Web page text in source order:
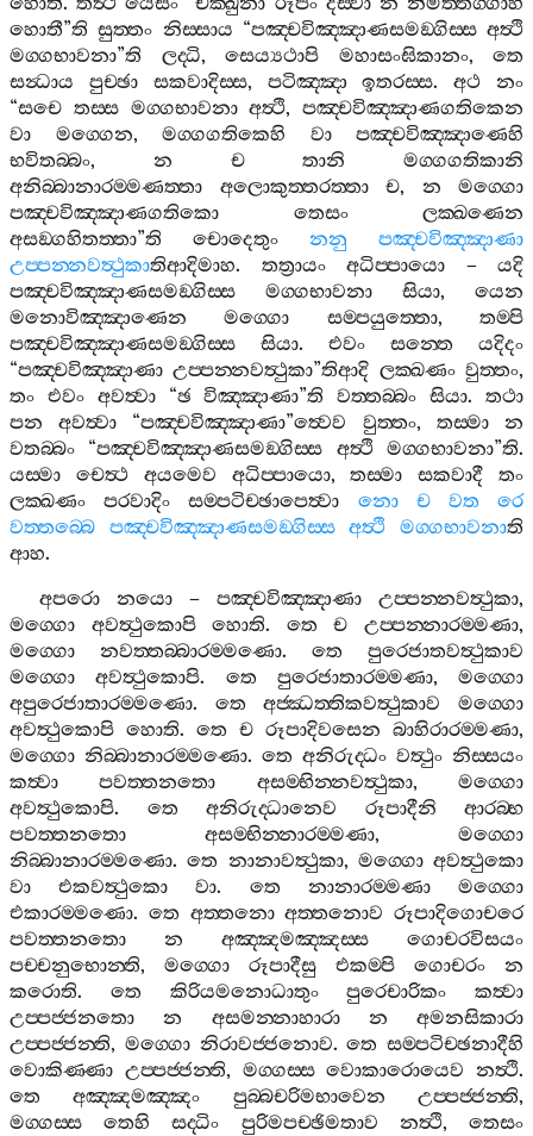
හොතී”ති සුත‍්තං නිස‍්සාය “පඤ‍්චවිඤ‍්ඤාණසමඞ‍්ගිස‍්ස අත්‍ථි
මග‍්ගභාවනා”ති ලද‍්ධි, සෙය්‍යථාපි මහාසංඝිකානං, තෙ
සන්‍ධාය
පුච‍්ඡා සකවාදිස‍්ස, පටිඤ‍්ඤා ඉතරස‍්ස.අථ
නං
“සචෙ තස‍්ස මග‍්ගභාවනා අත්‍ථි, පඤ‍්චවිඤ‍්ඤාණගතිකෙන
වා
මග‍්ගෙන, මග‍්ගගතිකෙහි වා
පඤ‍්චවිඤ‍්ඤාණෙහි
භවිතබ‍්බං, න ච තානි
මග‍්ගගතිකානි
අනිබ‍්බානාරම‍්මණත‍්තා
අලොකුත‍්තරත‍්තා ච, න
මග‍්ගො
පඤ‍්චවිඤ‍්ඤාණගතිකො
තෙසං
ලක‍්ඛණෙන
අසඞ‍්ගහිතත‍්තා”ති චොදෙතුං නනු
පඤ‍්චවිඤ‍්ඤාණා
උප‍්පන‍්නවත්‍ථුකාතිආදිමාහ. තත්‍රායං අධිප‍්පායො – යදි
පඤ‍්චවිඤ‍්ඤාණසමඞ‍්ගිස‍්ස
මග‍්ගභාවනා සියා, යෙන
මනොවිඤ‍්ඤාණෙන
මග‍්ගො සම‍්පයුත‍්තො,තම‍්පි
පඤ‍්චවිඤ‍්ඤාණසමඞ‍්ගිස‍්ස
සියා. එවං සන‍්තෙ
යදිදං
“පඤ‍්චවිඤ‍්ඤාණා උප‍්පන‍්නවත්‍ථුකා”තිආදි ලක‍්ඛණං වුත‍්තං,
තං එවං අවත්‍වා“ඡ විඤ‍්ඤාණා”ති වත‍්තබ‍්බං සියා.තථා
පන
අවත්‍වා “පඤ‍්චවිඤ‍්ඤාණා”ත්‍වෙව වුත‍්තං, තස‍්මා
න
වතබ‍්බං “පඤ‍්චවිඤ‍්ඤාණසමඞ‍්ගිස‍්ස අත්‍ථි මග‍්ගභාවනා”ති.
යස‍්මා
චෙත්‍ථ අයමෙව අධිප‍්පායො,තස‍්මා සකවාදී
තං
ලක‍්ඛණං
පරවාදිං සම‍්පටිච‍්ඡාපෙත්‍වා නො ච වත
රෙ
වත‍්තබ‍්බෙ
පඤ‍්චවිඤ‍්ඤාණසමඞ‍්ගිස‍්ස අත්‍ථි මග‍්ගභාවනාති
ආහ.
අපරො
නයො– පඤ‍්චවිඤ‍්ඤාණා උප‍්පන‍්නවත්‍ථුකා,
මග‍්ගො
අවත්‍ථුකොපි හොති. තෙ ච උප‍්පන‍්නාරම‍්මණා,
මග‍්ගො
නවත‍්තබ‍්බාරම‍්මණො. තෙ
පුරෙජාතවත්‍ථුකාව
මග‍්ගො
අවත්‍ථුකොපි. තෙ පුරෙජාතාරම‍්මණා, මග‍්ගො
අපුරෙජාතාරම‍්මණො. තෙ අජ‍්ඣත‍්තිකවත්‍ථුකාව
මග‍්ගො
අවත්‍ථුකොපි හොති. තෙ ච රූපාදිවසෙන බාහිරාරම‍්මණා,
මග‍්ගො නිබ‍්බානාරම‍්මණො. තෙ අනිරුද‍්ධං වත්‍ථුං නිස‍්සයං
කත්‍වා
පවත‍්තනතො අසම‍්භින‍්නවත්‍ථුකා,මග‍්ගො
අවත්‍ථුකොපි. තෙ අනිරුද‍්ධානෙව රූපාදීනි
ආරබ‍්භ
පවත‍්තනතො
අසම‍්භින‍්නාරම‍්මණා, මග‍්ගො
නිබ‍්බානාරම‍්මණො.තෙ නානාවත්‍ථුකා, මග‍්ගො අවත්‍ථුකො
වා
එකවත්‍ථුකො වා. තෙ නානාරම‍්මණා
මග‍්ගො
එකාරම‍්මණො. තෙ අත‍්තනො අත‍්තනොව රූපාදිගොචරෙ
පවත‍්තනතො
න අඤ‍්ඤමඤ‍්ඤස‍්ස
ගොචරවිසයං
පච‍්චනුභොන‍්ති, මග‍්ගො රූපාදීසු එකම‍්පි ගොචරං
න
කරොති. තෙ කිරියමනොධාතුං පුරෙචාරිකං
කත්‍වා
උප‍්පජ‍්ජනතො
න අසමන‍්නාහාරා න
අමනසිකාරා
උප‍්පජ‍්ජන‍්ති, මග‍්ගො නිරාවජ‍්ජනොව.තෙ සම‍්පටිච‍්ඡනාදීහි
වොකිණ‍්ණා උප‍්පජ‍්ජන‍්ති, මග‍්ගස‍්ස වොකාරොයෙව නත්‍ථි.
තෙ
අඤ‍්ඤමඤ‍්ඤං පුබ‍්බචරිමභාවෙන උප‍්පජ‍්ජන‍්ති,
මග‍්ගස‍්ස
තෙහි සද‍්ධිං පුරිමපච‍්ඡිමතාව නත්‍ථි,තෙසං